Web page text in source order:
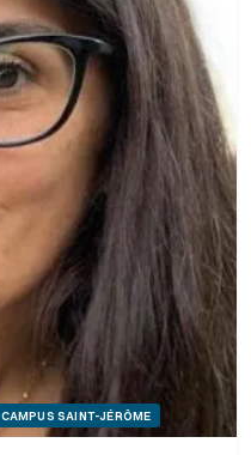
CAMPUS SAINT-JÉRÔME